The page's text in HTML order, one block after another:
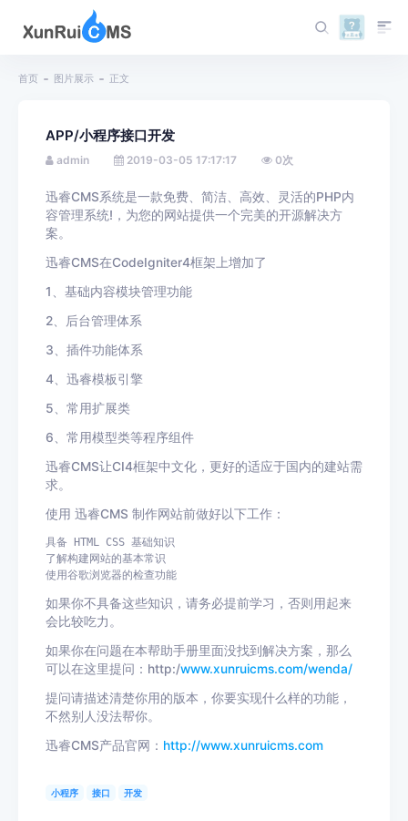
首页 图片展示 正文
APP/小程序接口开发
admin 2019-03-05 17:17:17 0次
迅睿CMS系统是一款免费、简洁、高效、灵活的PHP内
容管理系统!，为您的网站提供一个完美的开源解决方
案。
迅睿CMS在CodeIgniter4框架上增加了
1、基础内容模块管理功能
2、后台管理体系
3、插件功能体系
4、迅睿模板引擎
5、常用扩展类
6、常用模型类等程序组件
迅睿CMS让CI4框架中文化，更好的适应于国内的建站需
求。
使用 迅睿CMS 制作网站前做好以下工作：
具备 HTML CSS 基础知识
了解构建网站的基本常识
使用谷歌浏览器的检查功能
如果你不具备这些知识，请务必提前学习，否则用起来
会比较吃力。
如果你在问题在本帮助手册里面没找到解决方案，那么
可以在这里提问：http:/www.xunruicms.com/wenda/
提问请描述清楚你用的版本，你要实现什么样的功能，
不然别人没法帮你。
迅睿CMS产品官网： http://www.xunruicms.com
小程序 接口 开发